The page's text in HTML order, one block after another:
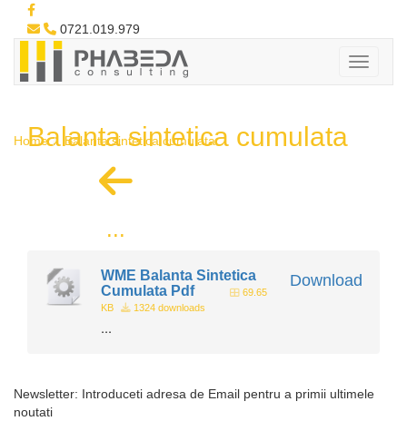
0721.019.979
Balanta sintetica cumulata
Home Balanta sintetica cumulata
...
Download
WME Balanta Sintetica
Cumulata Pdf
69.65
KB
1324 downloads
...
Newsletter: Introduceti adresa de Email pentru a primii ultimele
noutati